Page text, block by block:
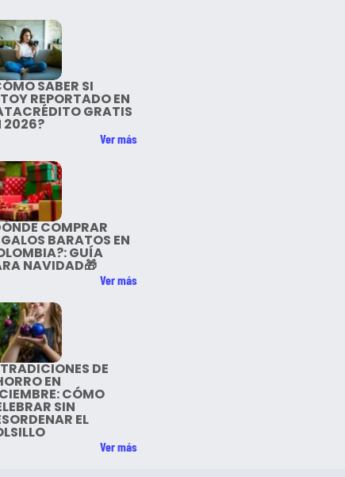
SABER SI
REPORTADO EN
GRATIS
2026?
Ver más
COMPRAR
BARATOS EN
GUÍA
NAVIDAD🎁
Ver más
DE
EN
CÓMO
SIN
EL
Ver más